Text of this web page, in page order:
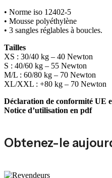
• Norme iso 12402-5
• Mousse polyéthylène
• 3 sangles réglables à boucles.
Tailles
XS : 30/40 kg – 40 Newton
S : 40/60 kg – 55 Newton
M/L : 60/80 kg – 70 Newton
XL/XXL : +80 kg – 70 Newton
Déclaration de conformité UE
Notice d’utilisation en pdf
Obtenez-le